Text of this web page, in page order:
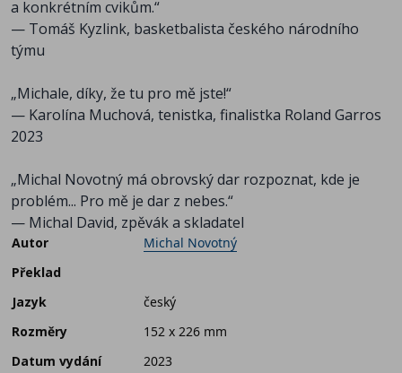
a konkrétním cvikům.“
— Tomáš Kyzlink, basketbalista českého národního
týmu
„Michale, díky, že tu pro mě jste!“
— Karolína Muchová, tenistka, finalistka Roland Garros
2023
„Michal Novotný má obrovský dar rozpoznat, kde je
problém... Pro mě je dar z nebes.“
— Michal David, zpěvák a skladatel
Autor
Michal Novotný
Překlad
Jazyk
český
Rozměry
152 x 226 mm
Datum vydání
2023